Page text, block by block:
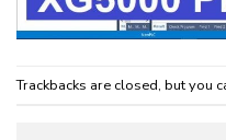
Trackbacks are closed, but you